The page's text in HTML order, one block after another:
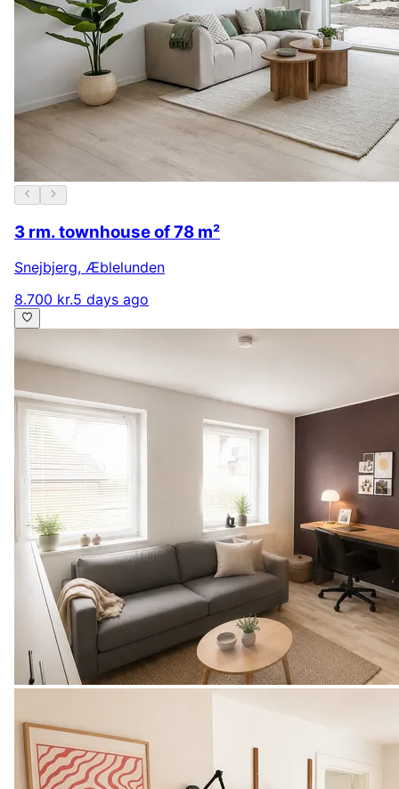
3 rm. townhouse of 78 m²
Snejbjerg, Æblelunden
8.700 kr.5 days ago